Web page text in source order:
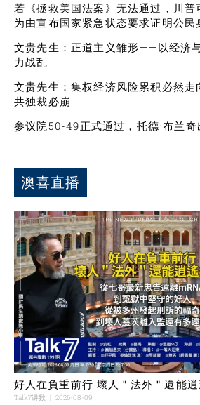
若《拯救美国法案》无法通过，川
为由宣布国家紧急状态要求证明公民
文贵先生：正道主义雏形——以经济
力战乱
文贵先生：集权经济风险累积必然走
共独裁必崩
参议院50-49正式通过，托德·布兰
澳喜直播
好人在負重前行 壞人＂法外＂還能逍
Talk7讲数 2026-08-09